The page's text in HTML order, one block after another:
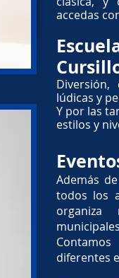
accedas
Diversión,
lúdicas y
Y por las
estilos y
Además
todos los
organiza
diferentes